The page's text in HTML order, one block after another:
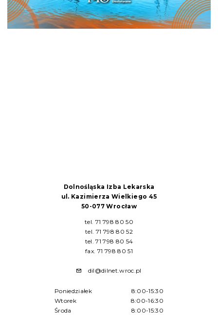
Dolnośląska Izba Lekarska
ul. Kazimierza Wielkiego 45
50-077 Wrocław
tel. 71 798 80 50
tel. 71 798 80 52
tel. 71 798 80 54
fax. 71 798 80 51
dil@dilnet.wroc.pl
Poniedziałek
8:00-15:30
Wtorek
8:00-16:30
Środa
8:00-15:30